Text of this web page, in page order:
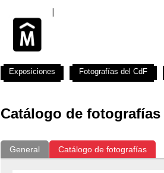
Catálogo de fotografías
General Catálogo de fotografías
Exposiciones Fotografías del CdF